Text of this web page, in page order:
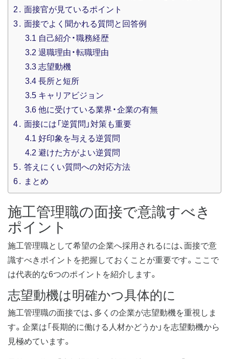
2 面接官が見ているポイント
3 面接でよく聞かれる質問と回答例
3.1自己紹介・職務経歴
3.2 退職理由・転職理由
3.3志望動機
3.4長所と短所
3.5キャリアビジョン
3.6他に受けている業界・企業の有無
4 面接には「逆質問」対策も重要
4.1好印象を与える逆質問
4.2 避けた方がよい逆質問
5 答えにくい質問への対応方法
6
まとめ
施工管理職の面接で意識すべき
ポイント
施工管理職として希望の企業へ採用されるには、面接で意
識すべきポイントを把握しておくことが重要です。ここで
は代表的な6つのポイントを紹介します。
志望動機は明確かつ具体的に
施工管理職の面接では、多くの企業が志望動機を重視しま
す。企業は「長期的に働ける人材かどうか」を志望動機から
見極めています。